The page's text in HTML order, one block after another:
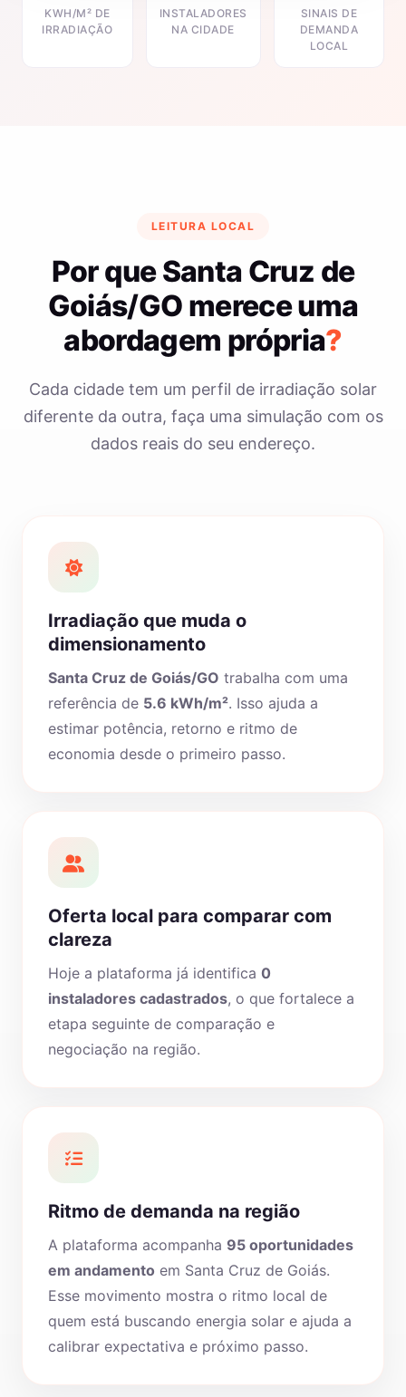
KWH/M² DE
IRRADIAÇÃO
INSTALADORES
NA CIDADE
SINAIS DE
DEMANDA
LOCAL
LEITURA LOCAL
Por que Santa Cruz de
Goiás/GO merece uma
abordagem própria?
Cada cidade tem um perfil de irradiação solar
diferente da outra, faça uma simulação com os
dados reais do seu endereço.
Irradiação que muda o
dimensionamento
Santa Cruz de Goiás/GO trabalha com uma
referência de 5.6 kWh/m². Isso ajuda a
estimar potência, retorno e ritmo de
economia desde o primeiro passo.
Oferta local para comparar com
clareza
Hoje a plataforma já identifica 0
instaladores cadastrados, o que fortalece a
etapa seguinte de comparação e
negociação na região.
Ritmo de demanda na região
A plataforma acompanha 95 oportunidades
em andamento em Santa Cruz de Goiás.
Esse movimento mostra o ritmo local de
quem está buscando energia solar e ajuda a
calibrar expectativa e próximo passo.